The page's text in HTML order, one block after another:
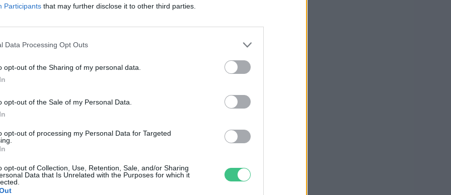
Participants that may further disclose it to other third parties.
Data Processing Opt Outs
opt-out of the Sharing of my personal data.
opt-out of the Sale of my Personal Data.
opt-out of processing my Personal Data for Targeted
opt-out of Collection, Use, Retention, Sale, and/or Sharing
Data that Is Unrelated with the Purposes for which it
, az ENSZ Közgyűlés volt elnöke, a Kék
stratégiai igazgatója. Az angol nyelvű
Alapítvány honlapján
)